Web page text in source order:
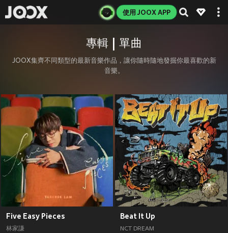
使用 JOOX APP
專輯 | 單曲
JOOX集齊不同類型的最新音樂作品，讓你隨時隨地發掘你最喜歡的新
音樂。
Five Easy Pieces
林家謙
Beat It Up
NCT DREAM